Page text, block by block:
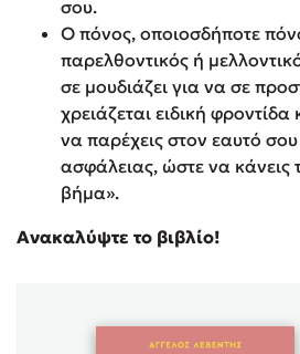
σου.
Ο πόνος, οποιοσδήποτε
παρελθοντικός ή
σε μουδιάζει για να σε
χρειάζεται ειδική φροντίδα
να παρέχεις στον εαυτό
ασφάλειας, ώστε να κάνεις
βήμα».
Ανακαλύψτε το βιβλίο!